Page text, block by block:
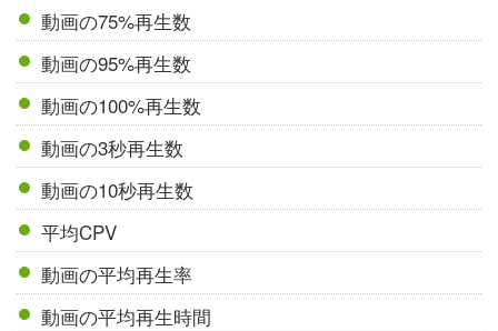
動画の75%再生数
動画の95%再生数
動画の100%再生数
動画の3秒再生数
動画の10秒再生数
平均CPV
動画の平均再生率
動画の平均再生時間